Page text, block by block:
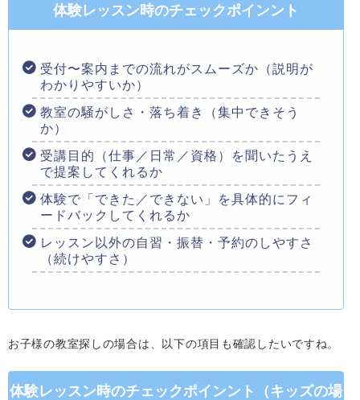
体験レッスン時のチェックポインント
受付〜案内までの流れがスムーズか（説明が
わかりやすいか）
教室の騒がしさ・落ち着き（集中できそう
か）
受講目的（仕事／日常／資格）を聞いたうえ
で提案してくれるか
体験で「できた／できない」を具体的にフィ
ードバックしてくれるか
レッスン以外の自習・振替・予約のしやすさ
（続けやすさ）
お子様の教室探しの場合は、以下の項目も確認したいですね。
体験レッスン時のチェックポインント（キッズの場